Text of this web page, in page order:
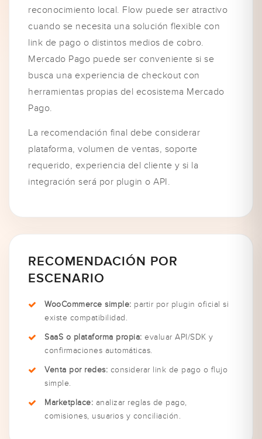
reconocimiento local. Flow puede ser atractivo
cuando se necesita una solución flexible con
link de pago o distintos medios de cobro.
Mercado Pago puede ser conveniente si se
busca una experiencia de checkout con
herramientas propias del ecosistema Mercado
Pago.
La recomendación final debe considerar
plataforma, volumen de ventas, soporte
requerido, experiencia del cliente y si la
integración será por plugin o API.
RECOMENDACIÓN POR
ESCENARIO
WooCommerce simple: partir por plugin oficial si
existe compatibilidad.
SaaS o plataforma propia: evaluar API/SDK y
confirmaciones automáticas.
Venta por redes: considerar link de pago o flujo
simple.
Marketplace: analizar reglas de pago,
comisiones, usuarios y conciliación.